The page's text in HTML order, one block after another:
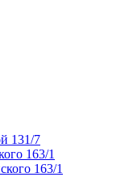
131/7
163/1
163/1